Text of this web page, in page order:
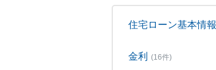
住宅ローン基本情報
金利 (16件)